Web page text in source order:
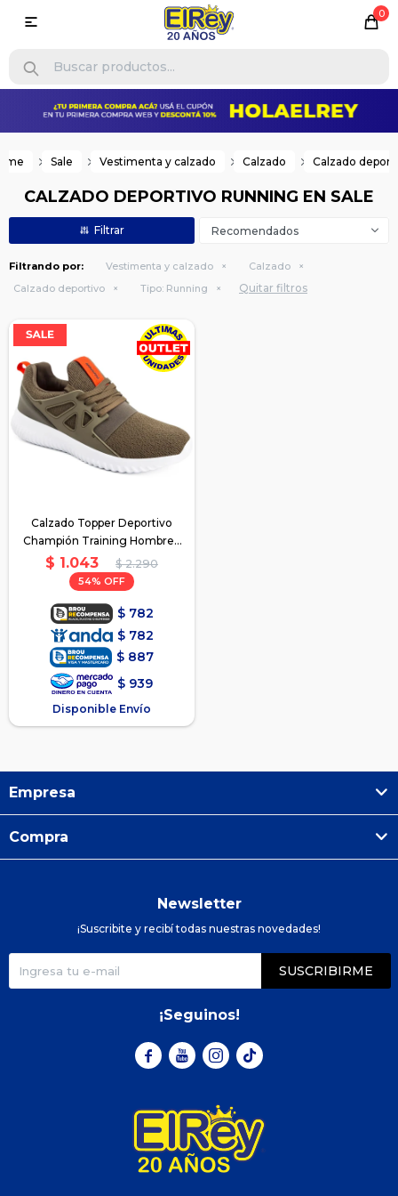
0

Sale Vestimenta y calzado Calzado Calzado
CALZADO DEPORTIVO RUNNING EN SALE
Recomendados
Filtrando por: Vestimenta y calzado
Calzado
Calzado deportivo
Tipo: Running Quitar filtros
Calzado Topper Deportivo
Champión Training Hombre -
Verde-Naranja
$ 1.043 $ 2.290
54
$ 782
$ 782
$ 887
$ 939
Disponible Envío
Empresa
Compra
Newsletter
¡Suscribite y recibí todas nuestras novedades!
SUSCRIBIRME
¡Seguinos!
  